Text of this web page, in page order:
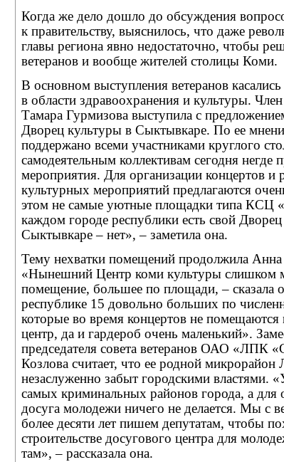
Когда же дело дошло до обсуждения
к правительству, выяснилось, что даже
главы региона явно недостаточно, чтобы
ветеранов и вообще жителей столицы Коми.
В основном выступления ветеранов
в области здравоохранения и культуры. Член
Тамара Гурмизова выступила с
Дворец культуры в Сыктывкаре. По ее
поддержано всеми участниками круглого
самодеятельным коллективам сегодня негде
мероприятия. Для организации концертов и
культурных мероприятий предлагаются
этом не самые уютные площадки типа КСЦ
каждом городе республики есть свой
Сыктывкаре – нет», – заметила она.
Тему нехватки помещений продолжила Анна
«Нынешний Центр коми культуры слишком
помещение, большее по площади, – сказала
республике 15 довольно больших по
которые во время концертов не
центр, да и гардероб очень маленький».
председателя совета ветеранов ОАО
Козлова считает, что ее родной микрорайон
незаслуженно забыт городскими властями.
самых криминальных районов города, а для
досуга молодежи ничего не делается. Мы с
более десяти лет пишем депутатам, чтобы
строительстве досугового центра для
там», – рассказала она.